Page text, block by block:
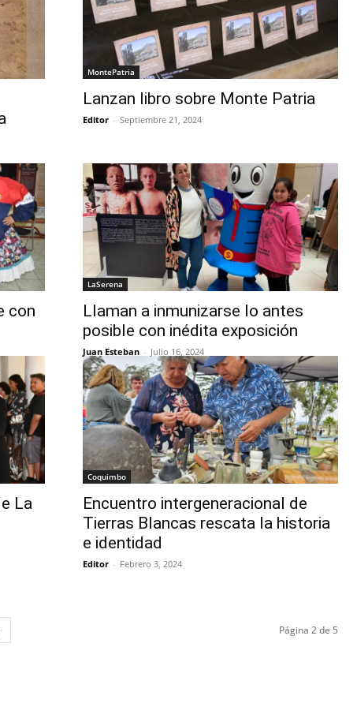
MontePatria
Lanzan libro sobre Monte Patria
Editor - Septiembre 21, 2024
con
LaSerena
Llaman a inmunizarse lo antes
posible con inédita exposición
Juan Esteban - Julio 16, 2024
La
Coquimbo
Encuentro intergeneracional de
Tierras Blancas rescata la historia
e identidad
Editor - Febrero 3, 2024
Página 2 de 5